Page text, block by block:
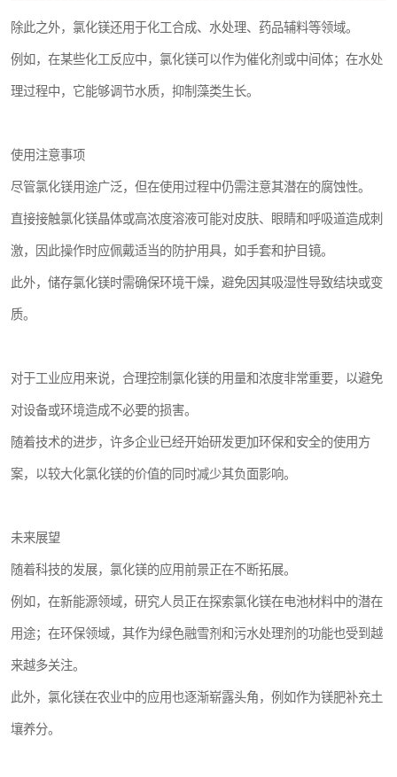
除此之外，氯化镁还用于化工合成、水处理、药品辅料等领域。
例如，在某些化工反应中，氯化镁可以作为催化剂或中间体；在水处
理过程中，它能够调节水质，抑制藻类生长。
使用注意事项
尽管氯化镁用途广泛，但在使用过程中仍需注意其潜在的腐蚀性。
直接接触氯化镁晶体或高浓度溶液可能对皮肤、眼睛和呼吸道造成刺
激，因此操作时应佩戴适当的防护用具，如手套和护目镜。
此外，储存氯化镁时需确保环境干燥，避免因其吸湿性导致结块或变
质。
对于工业应用来说，合理控制氯化镁的用量和浓度非常重要，以避免
对设备或环境造成不必要的损害。
随着技术的进步，许多企业已经开始研发更加环保和安全的使用方
案，以较大化氯化镁的价值的同时减少其负面影响。
未来展望
随着科技的发展，氯化镁的应用前景正在不断拓展。
例如，在新能源领域，研究人员正在探索氯化镁在电池材料中的潜在
用途；在环保领域，其作为绿色融雪剂和污水处理剂的功能也受到越
来越多关注。
此外，氯化镁在农业中的应用也逐渐崭露头角，例如作为镁肥补充土
壤养分。